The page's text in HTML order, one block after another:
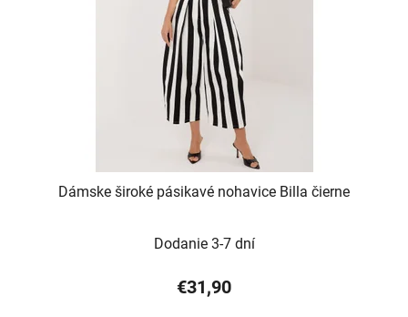
Dámske široké pásikavé nohavice Billa čierne
Dodanie 3-7 dní
€31,90